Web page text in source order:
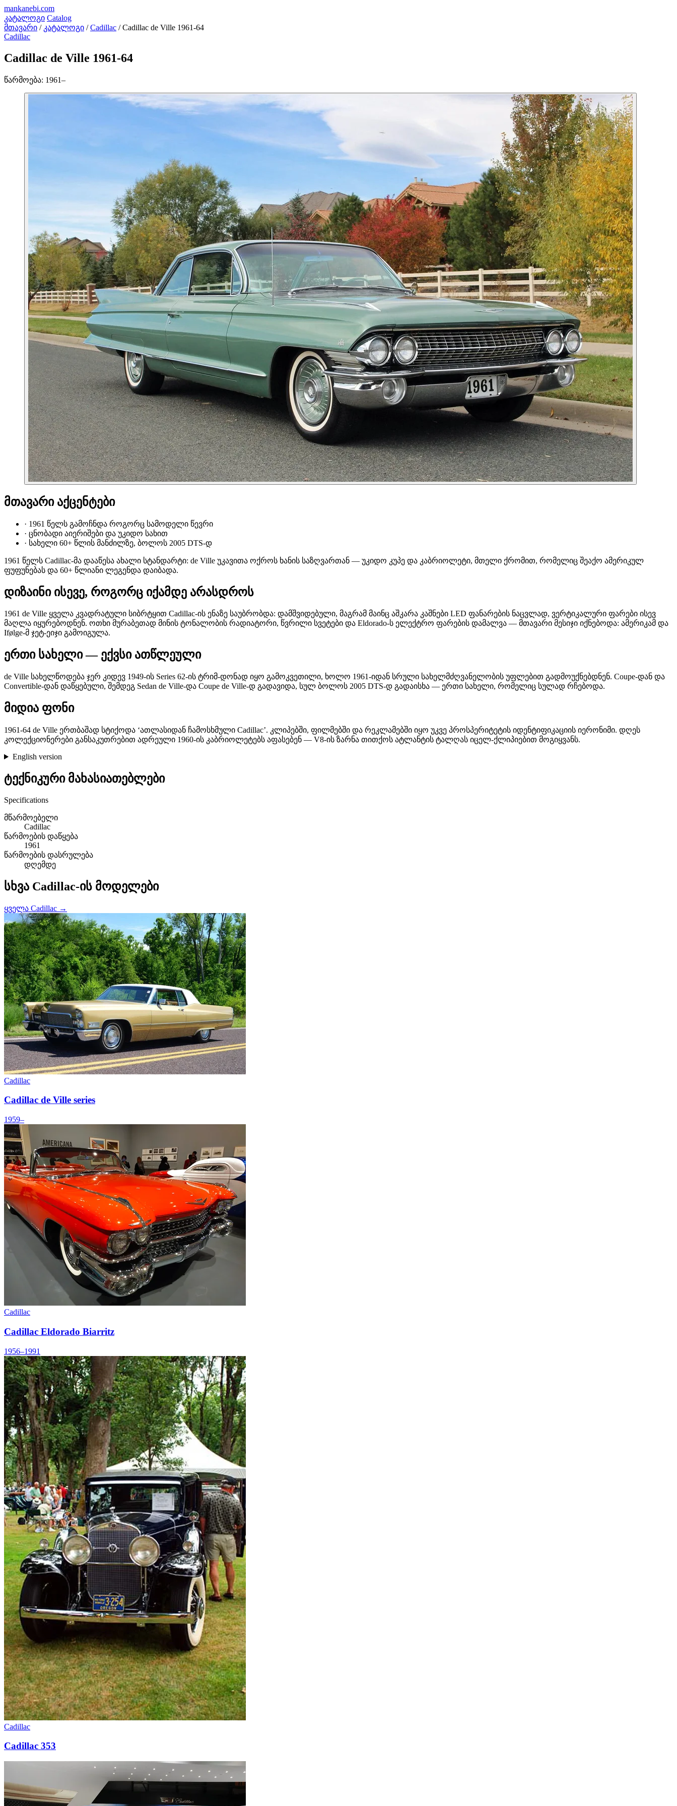
mankanebi.com
კატალოგი Catalog
მთავარი / კატალოგი / Cadillac / Cadillac de Ville 1961-64
Cadillac
Cadillac de Ville 1961-64
წარმოება: 1961–
მთავარი აქცენტები
· 1961 წელს გამოჩნდა როგორც სამოდელი წევრი
· ცნობადი აიერიშები და უკიდო სახით
· სახელი 60+ წლის მანძილზე, ბოლოს 2005 DTS-დ
1961 წელს Cadillac-მა დააწესა ახალი სტანდარტი: de Ville უკავითა ოქროს ხანის საზღვართან — უკიდო კუპე და კაბრიოლეტი, მთელი ქრომით, რომელიც შეაქო ამერიკულ
ფუფუნებას და 60+ წლიანი ლეგენდა დაიბადა.
დიზაინი ისევე, როგორც იქამდე არასდროს
1961 de Ville ყველა კვადრატული სიბრტყით Cadillac-ის ენაზე საუბრობდა: დამშვიდებული, მაგრამ მაინც აშკარა კაშნები LED ფანარების ნაცვლად, ვერტიკალური ფარები ისევ
მაღლა იყურებოდნენ. ოთხი მურაბეთად მინის ტონალობის რადიატორი, წვრილი სვეტები და Eldorado-ს ელექტრო ფარების დამალვა — მთავარი მესიჯი იქნებოდა: ამერიკამ და
Ifølge-მ ჯეტ-ეიჯი გამოიგულა.
ერთი სახელი — ექვსი ათწლეული
de Ville სახელწოდება ჯერ კიდევ 1949-ის Series 62-ის ტრიმ-დონად იყო გამოკვეთილი, ხოლო 1961-იდან სრული სახელმძღვანელობის უფლებით გადმოუქნებდნენ. Coupe-დან და
Convertible-დან დაწყებული, შემდეგ Sedan de Ville-და Coupe de Ville-დ გადავიდა, სულ ბოლოს 2005 DTS-დ გადაისხა — ერთი სახელი, რომელიც სულად რჩებოდა.
მიდია ფონი
1961-64 de Ville ერთბაშად სტიქოდა ‘ათლასიდან ჩამოსხმული Cadillac’. კლიპებში, ფილმებში და რეკლამებში იყო უკვე პროსპერიტეტის იდენტიფიკაციის იერონიმი. დღეს
კოლექციონერები განსაკუთრებით ადრეული 1960-ის კაბრიოლეტებს აფასებენ — V8-ის ზარნა თითქოს ატლანტის ტალღას იცელ-ქლიპიებით მოგიყვანს.
English version
ტექნიკური მახასიათებლები
Specifications
მწარმოებელი
Cadillac
წარმოების დაწყება
1961
წარმოების დასრულება
დღემდე
სხვა Cadillac-ის მოდელები
ყველა Cadillac →
Cadillac
Cadillac de Ville series
1959–
Cadillac
Cadillac Eldorado Biarritz
1956–1991
Cadillac
Cadillac 353